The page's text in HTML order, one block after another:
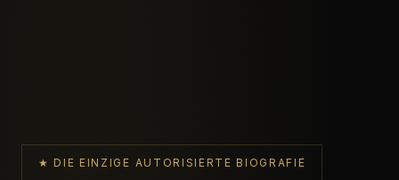
★ DIE EINZIGE AUTORISIERTE BIOGRAFIE